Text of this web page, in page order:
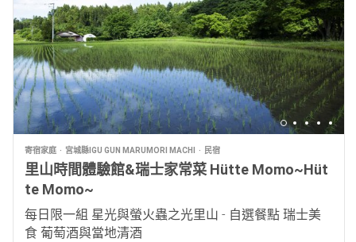
寄宿家庭 宮城縣IGU GUN MARUMORI MACHI 民宿
里山時間體驗館&瑞士家常菜 Hütte Momo~Hüt
te Momo~
每日限一組 星光與螢火蟲之光里山 - 自選餐點 瑞士美
食 葡萄酒與當地清酒